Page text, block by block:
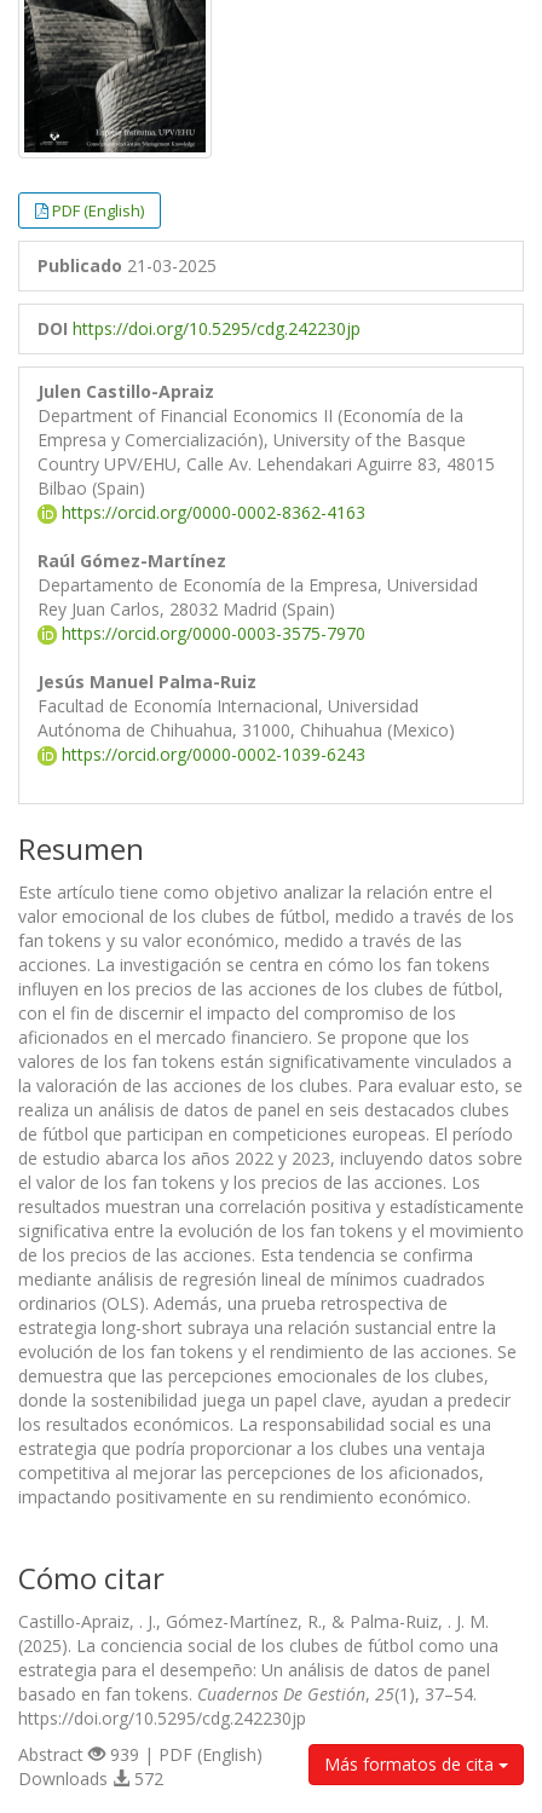
PDF (English)
Publicado 21-03-2025
DOI https://doi.org/10.5295/cdg.242230jp
Julen Castillo-Apraiz
Department of Financial Economics II (Economía de la
Empresa y Comercialización), University of the Basque
Country UPV/EHU, Calle Av. Lehendakari Aguirre 83, 48015
Bilbao (Spain)
https://orcid.org/0000-0002-8362-4163
Raúl Gómez-Martínez
Departamento de Economía de la Empresa, Universidad
Rey Juan Carlos, 28032 Madrid (Spain)
https://orcid.org/0000-0003-3575-7970
Jesús Manuel Palma-Ruiz
Facultad de Economía Internacional, Universidad
Autónoma de Chihuahua, 31000, Chihuahua (Mexico)
https://orcid.org/0000-0002-1039-6243
Resumen
Este artículo tiene como objetivo analizar la relación entre el
valor emocional de los clubes de fútbol, medido a través de los
fan tokens y su valor económico, medido a través de las
acciones. La investigación se centra en cómo los fan tokens
influyen en los precios de las acciones de los clubes de fútbol,
con el fin de discernir el impacto del compromiso de los
aficionados en el mercado financiero. Se propone que los
valores de los fan tokens están significativamente vinculados a
la valoración de las acciones de los clubes. Para evaluar esto, se
realiza un análisis de datos de panel en seis destacados clubes
de fútbol que participan en competiciones europeas. El período
de estudio abarca los años 2022 y 2023, incluyendo datos sobre
el valor de los fan tokens y los precios de las acciones. Los
resultados muestran una correlación positiva y estadísticamente
significativa entre la evolución de los fan tokens y el movimiento
de los precios de las acciones. Esta tendencia se confirma
mediante análisis de regresión lineal de mínimos cuadrados
ordinarios (OLS). Además, una prueba retrospectiva de
estrategia long-short subraya una relación sustancial entre la
evolución de los fan tokens y el rendimiento de las acciones. Se
demuestra que las percepciones emocionales de los clubes,
donde la sostenibilidad juega un papel clave, ayudan a predecir
los resultados económicos. La responsabilidad social es una
estrategia que podría proporcionar a los clubes una ventaja
competitiva al mejorar las percepciones de los aficionados,
impactando positivamente en su rendimiento económico.
Cómo citar
Castillo-Apraiz, . J., Gómez-Martínez, R., & Palma-Ruiz, . J. M.
(2025). La conciencia social de los clubes de fútbol como una
estrategia para el desempeño: Un análisis de datos de panel
basado en fan tokens. Cuadernos De Gestión, 25(1), 37–54.
https://doi.org/10.5295/cdg.242230jp
Más formatos de cita
Abstract
939 | PDF (English)
Downloads
572